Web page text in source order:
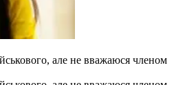
але не вважаюся членом